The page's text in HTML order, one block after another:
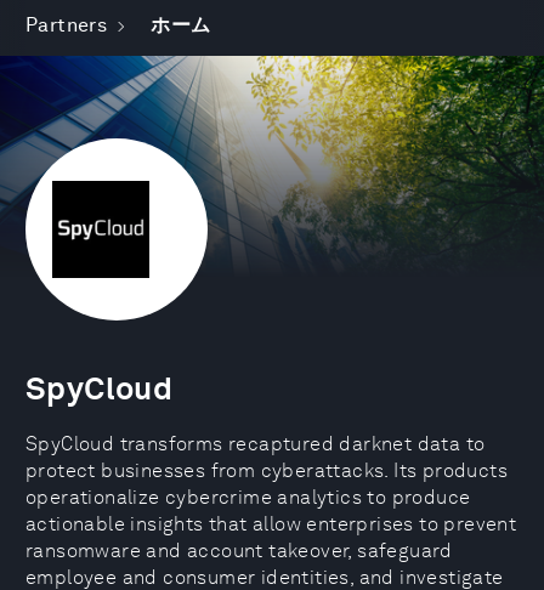
Partners ホーム
SpyCloud
SpyCloud transforms recaptured darknet data to
protect businesses from cyberattacks. Its products
operationalize cybercrime analytics to produce
actionable insights that allow enterprises to prevent
ransomware and account takeover, safeguard
employee and consumer identities, and investigate